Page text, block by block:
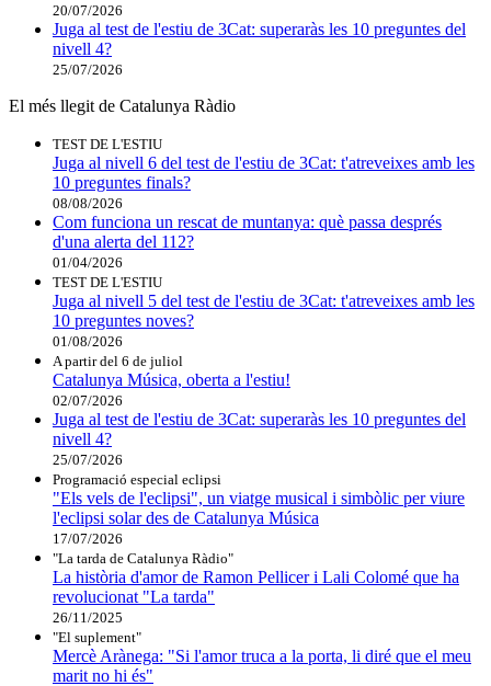
20/07/2026
Juga al test de l'estiu de 3Cat: superaràs les 10 preguntes del
nivell 4?
25/07/2026
El més llegit de Catalunya Ràdio
TEST DE L'ESTIU
Juga al nivell 6 del test de l'estiu de 3Cat: t'atreveixes amb les
10 preguntes finals?
08/08/2026
Com funciona un rescat de muntanya: què passa després
d'una alerta del 112?
01/04/2026
TEST DE L'ESTIU
Juga al nivell 5 del test de l'estiu de 3Cat: t'atreveixes amb les
10 preguntes noves?
01/08/2026
A partir del 6 de juliol
Catalunya Música, oberta a l'estiu!
02/07/2026
Juga al test de l'estiu de 3Cat: superaràs les 10 preguntes del
nivell 4?
25/07/2026
Programació especial eclipsi
"Els vels de l'eclipsi", un viatge musical i simbòlic per viure
l'eclipsi solar des de Catalunya Música
17/07/2026
"La tarda de Catalunya Ràdio"
La història d'amor de Ramon Pellicer i Lali Colomé que ha
revolucionat "La tarda"
26/11/2025
"El suplement"
Mercè Arànega: "Si l'amor truca a la porta, li diré que el meu
marit no hi és"